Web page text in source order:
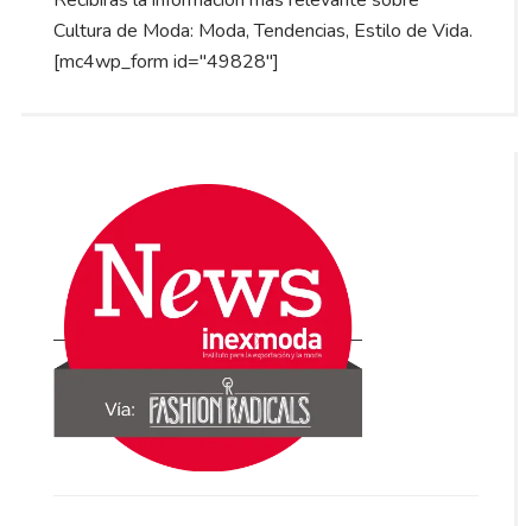
Cultura de Moda: Moda, Tendencias, Estilo de Vida.
[mc4wp_form id="49828"]